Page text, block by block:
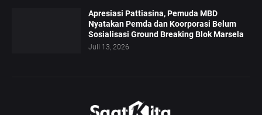
Apresiasi Pattiasina, Pemuda MBD
Nyatakan Pemda dan Koorporasi Belum
Sosialisasi Ground Breaking Blok Marsela
Juli 13, 2026